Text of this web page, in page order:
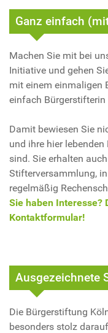
Ganz einfach
Machen Sie mit bei
Initiative und gehen
mit einem einmaligen
einfach Bürgerstifterin
Damit bewiesen Sie
und ihre hier
sind. Sie erhalten
Stifterversammlung,
regelmäßig
Sie haben Interesse?
Kontaktformular!
Ausgezeichnete
Die Bürgerstiftung
besonders stolz